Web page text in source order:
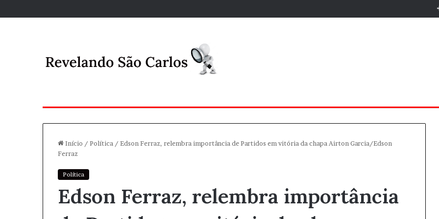
Início / Política / Edson Ferraz, relembra importância de Partidos em vitória da chapa Airton Garcia/Edson
Ferraz
Política
Edson Ferraz, relembra importância